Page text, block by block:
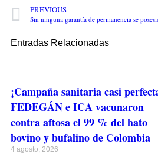
PREVIOUS
Entradas Relacionadas
¡Campaña sanitaria casi
FEDEGÁN e ICA vacunaron
contra aftosa el 99 % del hato
bovino y bufalino de Colombia
4 agosto, 2026